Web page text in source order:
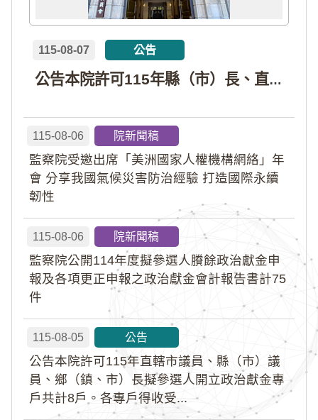
公告本院許可115年縣（市）長、直轄市議員、縣（市）議員擬參選人開立政治獻金專戶共計4戶。各專戶得收受政治獻金期間為自專戶許可設立日起至115年11月27日止，專戶名冊詳如附件。
115-08-07 公告
115-08-06 院新聞稿
監察院受邀出席「美洲國家人權機構網絡」年
會 分享我國氣候災害防治經驗 打造國際永續
韌性
115-08-06 院新聞稿
監察院公開114年度擬參選人賸餘政治獻金申
報及各項更正申報之政治獻金會計報告書計75
件
115-08-05 公告
公告本院許可115年直轄市議員、縣（市）議
員、鄉（鎮、市）長擬參選人開立政治獻金專
戶共計8戶。各專戶得收受...